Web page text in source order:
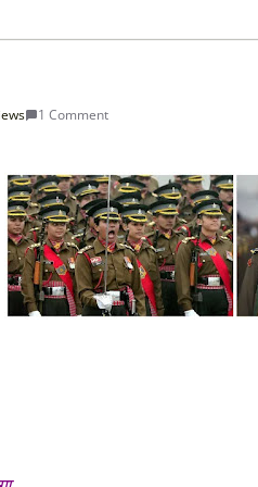
1 Comment